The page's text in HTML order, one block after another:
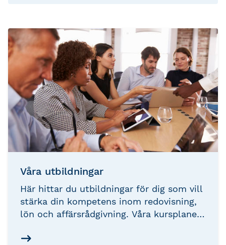
Våra utbildningar
Här hittar du utbildningar för dig som vill
stärka din kompetens inom redovisning,
lön och affärsrådgivning. Våra kursplaner
din utveckling, oavsett var du befinner